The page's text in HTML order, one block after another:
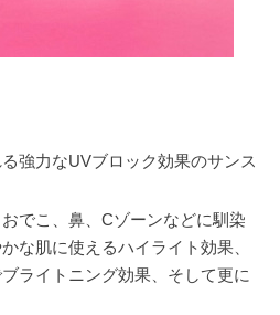
強力なUVブロック効果のサンス
でこ、鼻、Cゾーンなどに馴染
な肌に使えるハイライト効果、
ライトニング効果、そして更に